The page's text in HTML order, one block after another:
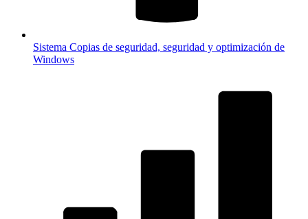
Sistema Copias de seguridad, seguridad y optimización de
Windows